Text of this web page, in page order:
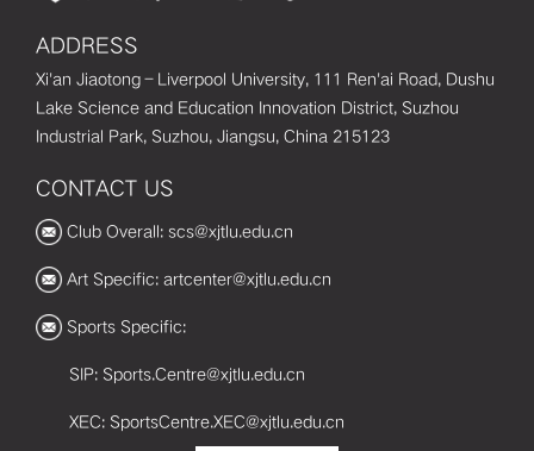
ADDRESS
Xi'an Jiaotong–Liverpool University, 111 Ren'ai Road, Dushu
Lake Science and Education Innovation District, Suzhou
Industrial Park, Suzhou, Jiangsu, China 215123
CONTACT US
Club Overall: scs@xjtlu.edu.cn
Art Specific: artcenter@xjtlu.edu.cn
Sports Specific:
SIP: Sports.Centre@xjtlu.edu.cn
XEC: SportsCentre.XEC@xjtlu.edu.cn